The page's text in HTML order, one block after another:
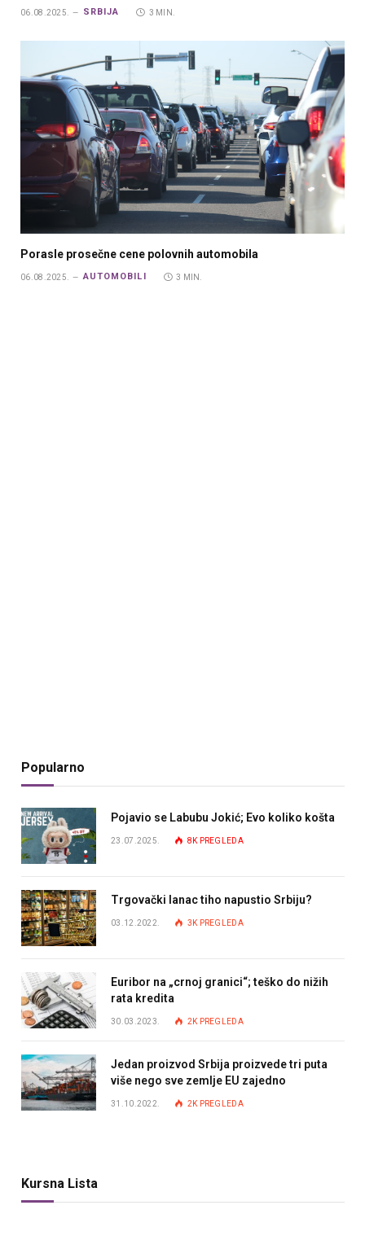
06.08.2025. SRBIJA 3 MIN.
Porasle prosečne cene polovnih automobila
06.08.2025. AUTOMOBILI 3 MIN.
Popularno
Pojavio se Labubu Jokić; Evo koliko košta
23.07.2025. 8K PREGLEDA
Trgovački lanac tiho napustio Srbiju?
03.12.2022. 3K PREGLEDA
Euribor na „crnoj granici“; teško do nižih
rata kredita
30.03.2023. 2K PREGLEDA
Jedan proizvod Srbija proizvede tri puta
više nego sve zemlje EU zajedno
31.10.2022. 2K PREGLEDA
Kursna Lista